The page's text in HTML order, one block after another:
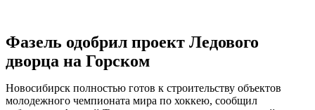
Фазель одобрил проект Ледового
дворца на Горском
Новосибирск полностью готов к строительству объектов
молодежного чемпионата мира по хоккею, сообщил